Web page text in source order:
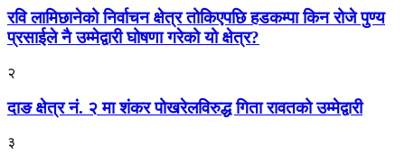
रवि लामिछानेको निर्वाचन क्षेत्र तोकिएपछि हडकम्पा किन रोजे पुण्य
प्रसाईले नै उम्मेद्वारी घोषणा गरेको यो क्षेत्र?
२
दाङ क्षेत्र नं. २ मा शंकर पोखरेलविरुद्ध गिता रावतको उम्मेद्वारी
३